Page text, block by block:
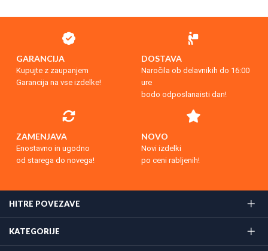
GARANCIJA
Kupujte z zaupanjem
Garancija na vse izdelke!
DOSTAVA
Naročila ob delavnikih do 16:00
ure
bodo odposlanaisti dan!
ZAMENJAVA
Enostavno in ugodno
od starega do novega!
NOVO
Novi izdelki
po ceni rabljenih!
HITRE POVEZAVE
KATEGORIJE